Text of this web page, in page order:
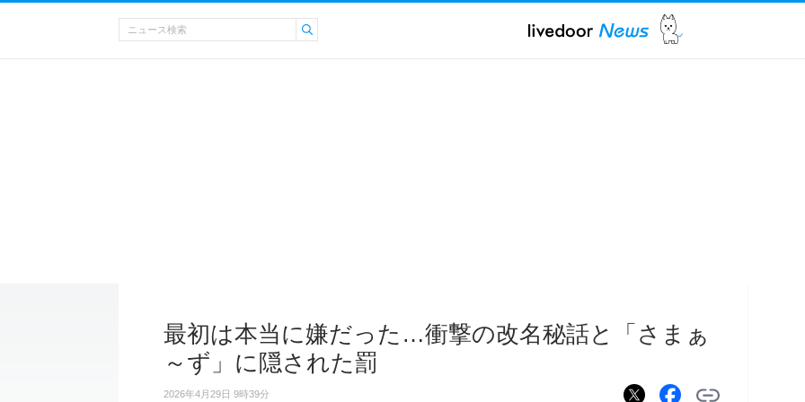
最初は本当に嫌だった…衝撃の改名秘話と「さまぁ
～ず」に隠された罰
2026年4月29日 9時39分